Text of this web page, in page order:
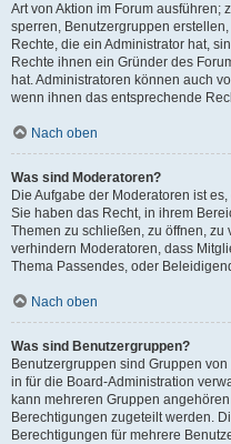
Art von Aktion im Forum ausführen;
sperren, Benutzergruppen
Rechte, die ein Administrator hat,
Rechte ihnen ein Gründer des
hat. Administratoren können auch
wenn ihnen das entsprechende
Nach oben
Was sind Moderatoren?
Die Aufgabe der Moderatoren ist
Sie haben das Recht, in ihrem
Themen zu schließen, zu öffnen,
verhindern Moderatoren, dass
Thema Passendes, oder
Nach oben
Was sind Benutzergruppen?
Benutzergruppen sind Gruppen
in für die Board-Administration
kann mehreren Gruppen
Berechtigungen zugeteilt werden.
Berechtigungen für mehrere